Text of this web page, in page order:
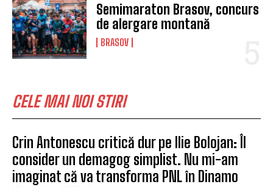
Semimaraton Brasov, concurs
de alergare montană
BRASOV
CELE MAI NOI STIRI
Crin Antonescu critică dur pe Ilie Bolojan: Îl
consider un demagog simplist. Nu mi-am
imaginat că va transforma PNL în Dinamo